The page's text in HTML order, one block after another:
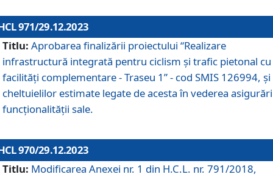
971/29.12.2023
Titlu: Aprobarea finalizării proiectului “Realizare
infrastructură integrată pentru ciclism şi trafic pietonal cu
facilităţi complementare - Traseu 1” - cod SMIS 126994, și
cheltuielilor estimate legate de acesta în vederea
funcționalității sale.
970/29.12.2023
Titlu: Modificarea Anexei nr. 1 din H.C.L. nr. 791/2018,